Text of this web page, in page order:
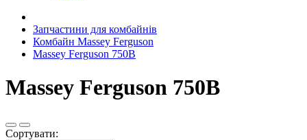
Запчастини для комбайнів
Комбайн Massey Ferguson
Massey Ferguson 750B
Massey Ferguson 750B
Сортувати: